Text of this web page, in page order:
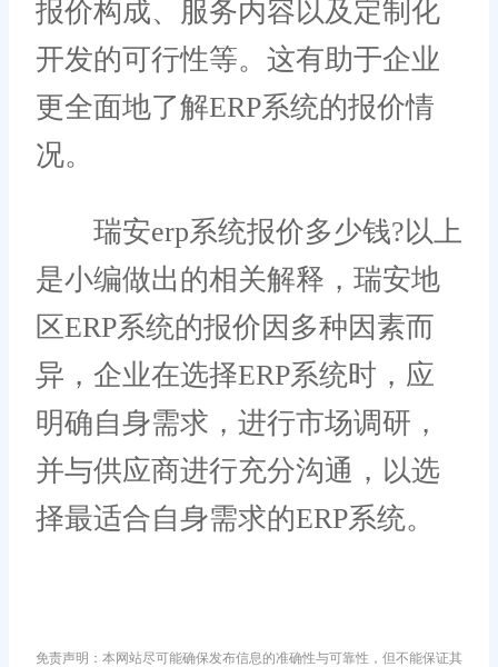
报价构成、服务内容以及定制化
开发的可行性等。这有助于企业
更全面地了解ERP系统的报价情
况。
瑞安erp系统报价多少钱?以上
是小编做出的相关解释，瑞安地
区ERP系统的报价因多种因素而
异，企业在选择ERP系统时，应
明确自身需求，进行市场调研，
并与供应商进行充分沟通，以选
择最适合自身需求的ERP系统。
免责声明：本网站尽可能确保发布信息的准确性与可靠性，但不能保证其